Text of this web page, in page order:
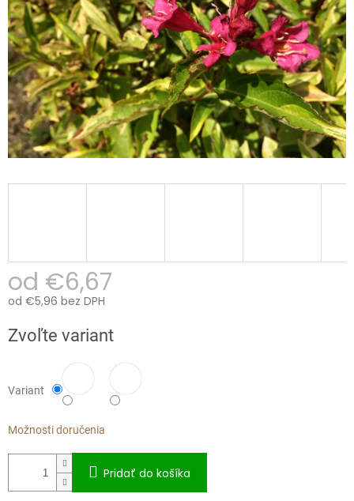
od €6,67
od €5,96 bez DPH
cena:
Zvoľte variant
Variant
Možnosti doručenia
Pridať do košíka